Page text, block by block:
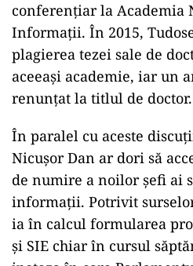
conferențiar la Academia
Informații. În 2015,
plagierea tezei sale de
aceeași academie, iar un
renunțat la titlul de doctor.
În paralel cu aceste
Nicușor Dan ar dori să
de numire a noilor șefi ai
informații. Potrivit
ia în calcul formularea
și SIE chiar în cursul